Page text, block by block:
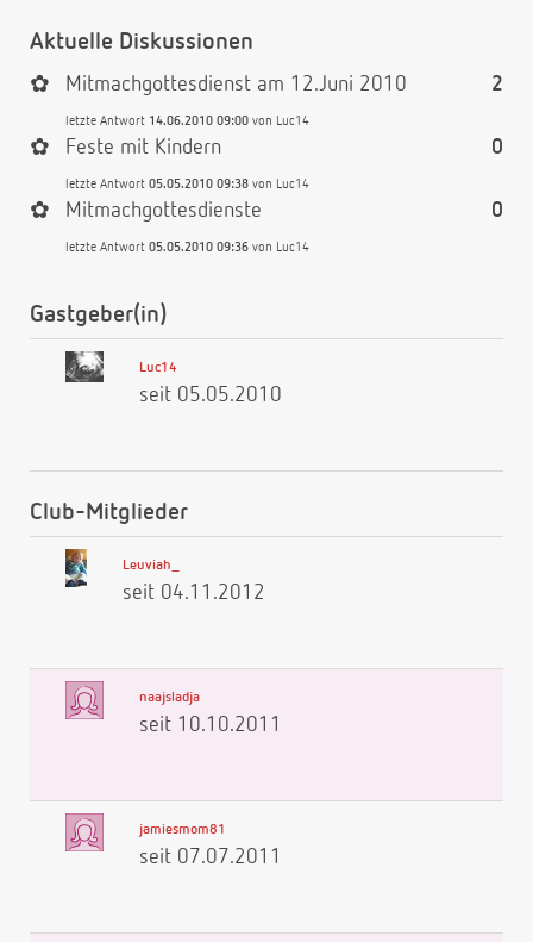
Aktuelle Diskussionen
2
✿ Mitmachgottesdienst am 12.Juni 2010
letzte Antwort 14.06.2010 09:00 von Luc14
0
✿ Feste mit Kindern
letzte Antwort 05.05.2010 09:38 von Luc14
0
✿ Mitmachgottesdienste
letzte Antwort 05.05.2010 09:36 von Luc14
Gastgeber(in)
Luc14
seit 05.05.2010
Club-Mitglieder
Leuviah_
seit 04.11.2012
naajsladja
seit 10.10.2011
jamiesmom81
seit 07.07.2011